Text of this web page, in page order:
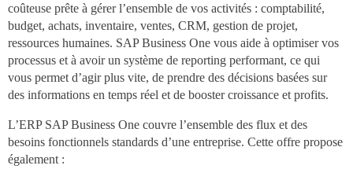
coûteuse prête à gérer l’ensemble de vos activités : comptabilité,
budget, achats, inventaire, ventes, CRM, gestion de projet,
ressources humaines. SAP Business One vous aide à optimiser vos
processus et à avoir un système de reporting performant, ce qui
vous permet d’agir plus vite, de prendre des décisions basées sur
des informations en temps réel et de booster croissance et profits.
L’ERP SAP Business One couvre l’ensemble des flux et des
besoins fonctionnels standards d’une entreprise. Cette offre propose
également :